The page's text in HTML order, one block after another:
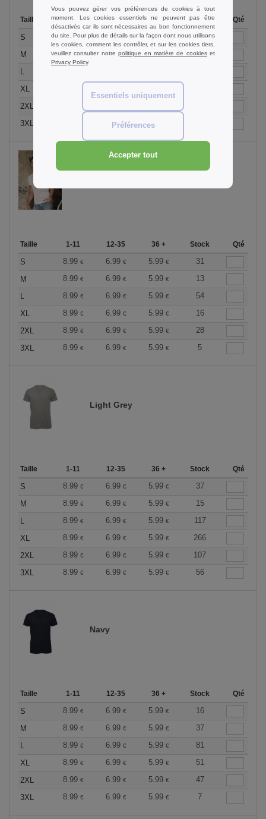
Taille 1-11 12-35 36 + Stock Qté
S 7.99€ 6.99€ 5.99€
134
M
7.99€ 6.99€ 5.99€
495
L
XL
2XL
3XL
6.99€ 5.99
Taille 1-11 12-35 36 + Stock Qté
S 8.99 € 6.99 € 5.99 €
31
M
8.99 € 6.99 € 5.99 €
13
L
8.99 € 6.99 € 5.99 €
54
XL
8.99 € 6.99 € 5.99 €
16
2XL
8.99 € 6.99 € 5.99 €
28
3XL
8.99 € 6.99 € 5.99 € 5
Light Grey
Taille 1-11 12-35 36 + Stock Qté
S 8.99 € 6.99 € 5.99 €
37
M
8.99 € 6.99 € 5.99 €
15
L
8.99 € 6.99 € 5.99 €
117
XL
8.99 € 6.99 € 5.99 €
266
2XL
8.99 € 6.99 € 5.99 €
107
3XL
8.99 € 6.99 € 5.99 € 56
Navy
Taille 1-11 12-35 36 + Stock Qté
S 8.99 € 6.99 € 5.99 €
16
M
8.99 € 6.99 € 5.99 €
37
L
8.99 € 6.99 € 5.99 €
81
XL
8.99 € 6.99 € 5.99 €
51
2XL
8.99 € 6.99 € 5.99 €
47
3XL
8.99 € 6.99 € 5.99 € 7
Vous pouvez gérer vos préférences de cookies à tout
moment. Les cookies essentiels ne peuvent pas être
désactivés car ils sont nécessaires au bon fonctionnement
du site. Pour plus de détails sur la façon dont nous utilisons
les cookies, comment les contrôler, et sur les cookies tiers,
veuillez consulter notrepolitique en matière de cookieset
Privacy Policy.
Essentiels uniquement
Préférences
Accepter tout